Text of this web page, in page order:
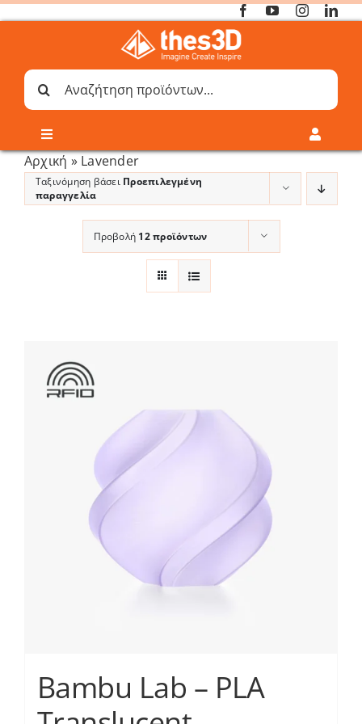
Μετάβαση
Αναζήτηση
για:
Toggle
Navigation
Online 3D Printing
Outlet
Shop
Academy
Toggle
Καλάθι
Λογαριασμός
Αρχική » Lavender
Ταξινόμηση βάσει Προεπιλεγμένη
παραγγελία
Προβολή 12 προϊόντων
Bambu Lab – PLA
Default Order